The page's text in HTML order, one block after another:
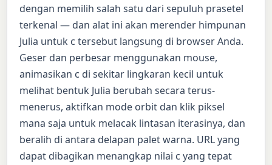
dengan memilih salah satu dari sepuluh prasetel
terkenal — dan alat ini akan merender himpunan
Julia untuk c tersebut langsung di browser Anda.
Geser dan perbesar menggunakan mouse,
animasikan c di sekitar lingkaran kecil untuk
melihat bentuk Julia berubah secara terus-
menerus, aktifkan mode orbit dan klik piksel
mana saja untuk melacak lintasan iterasinya, dan
beralih di antara delapan palet warna. URL yang
dapat dibagikan menangkap nilai c yang tepat